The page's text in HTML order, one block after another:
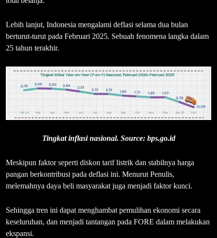
Lebih lanjut, Indonesia mengalami deflasi selama dua bulan
berturut-turut pada Februari 2025. Sebuah fenomena langka dalam
25 tahun terakhir.
Tingkat inflasi nasional. Source: bps.go.id
Meskipun faktor seperti diskon tarif listrik dan stabilnya harga
pangan berkontribusi pada deflasi ini. Menurut Penulis,
melemahnya daya beli masyarakat juga menjadi faktor kunci.
Sehingga tren ini dapat menghambat pemulihan ekonomi secara
keseluruhan, dan menjadi tantangan pada FORE dalam melakukan
ekspansi.